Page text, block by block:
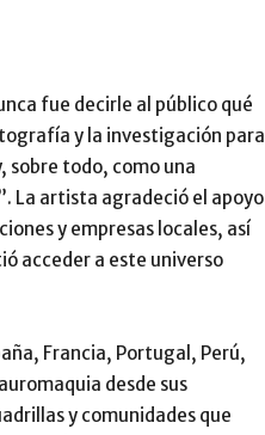
fue decirle al público qué
y la investigación para
sobre todo, como una
La artista agradeció el apoyo
y empresas locales, así
acceder a este universo
Francia, Portugal, Perú,
desde sus
y comunidades que